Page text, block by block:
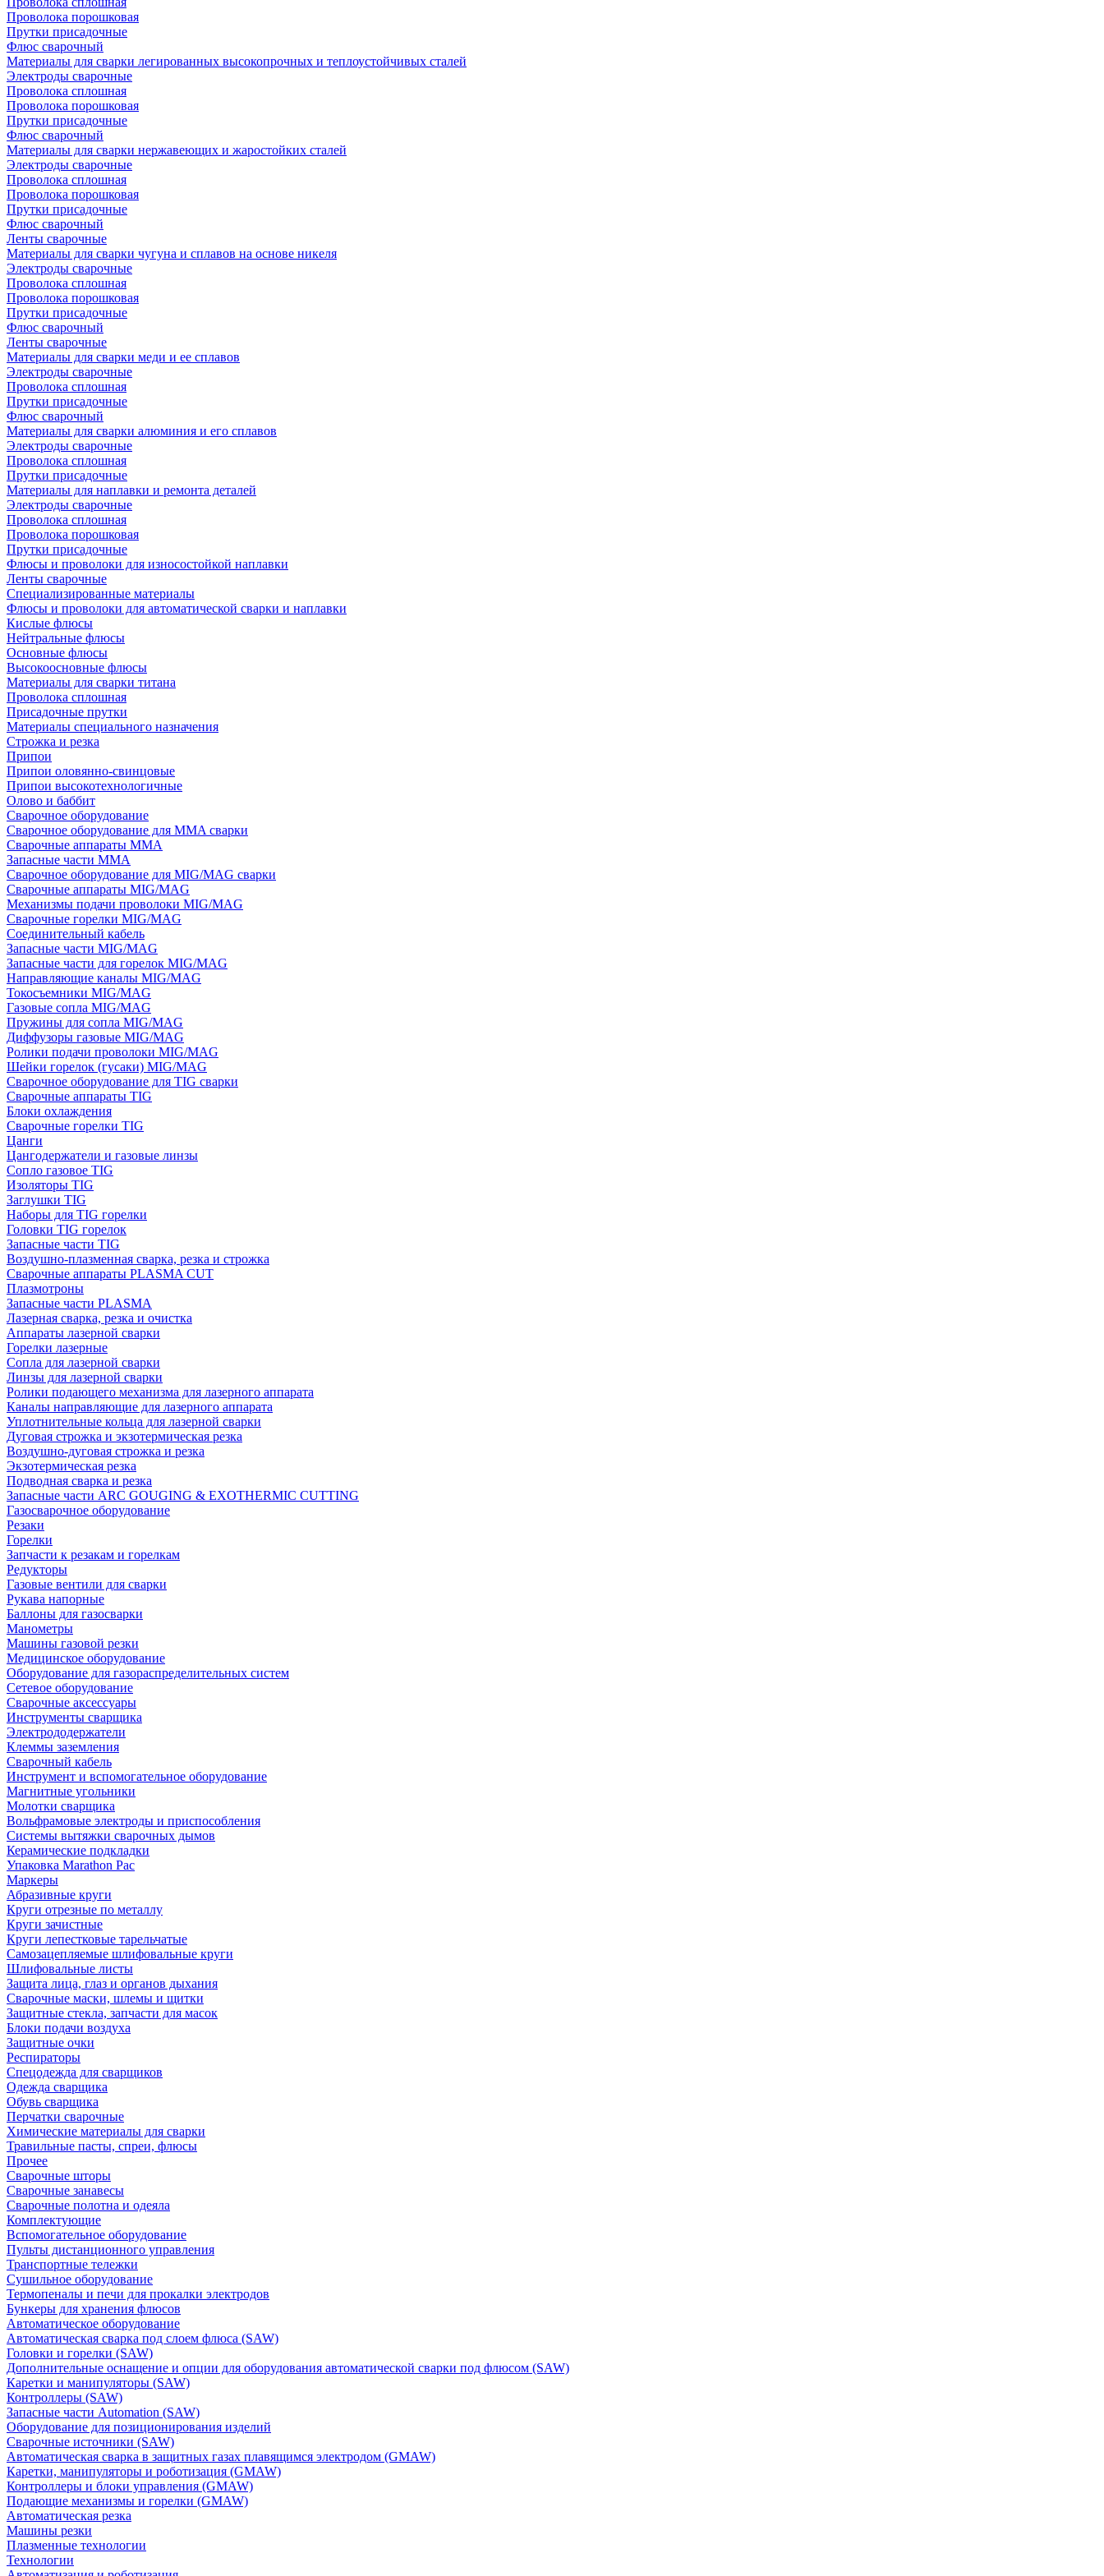
Проволока порошковая
Прутки присадочные
Флюс сварочный
Материалы для сварки легированных высокопрочных и теплоустойчивых сталей
Электроды сварочные
Проволока сплошная
Проволока порошковая
Прутки присадочные
Флюс сварочный
Материалы для сварки нержавеющих и жаростойких сталей
Электроды сварочные
Проволока сплошная
Проволока порошковая
Прутки присадочные
Флюс сварочный
Ленты сварочные
Материалы для сварки чугуна и сплавов на основе никеля
Электроды сварочные
Проволока сплошная
Проволока порошковая
Прутки присадочные
Флюс сварочный
Ленты сварочные
Материалы для сварки меди и ее сплавов
Электроды сварочные
Проволока сплошная
Прутки присадочные
Флюс сварочный
Материалы для сварки алюминия и его сплавов
Электроды сварочные
Проволока сплошная
Прутки присадочные
Материалы для наплавки и ремонта деталей
Электроды сварочные
Проволока сплошная
Проволока порошковая
Прутки присадочные
Флюсы и проволоки для износостойкой наплавки
Ленты сварочные
Специализированные материалы
Флюсы и проволоки для автоматической сварки и наплавки
Кислые флюсы
Нейтральные флюсы
Основные флюсы
Высокоосновные флюсы
Материалы для сварки титана
Проволока сплошная
Присадочные прутки
Материалы специального назначения
Строжка и резка
Припои
Припои оловянно-свинцовые
Припои высокотехнологичные
Олово и баббит
Сварочное оборудование
Сварочное оборудование для MMA сварки
Сварочные аппараты MMA
Запасные части MMA
Сварочное оборудование для MIG/MAG сварки
Сварочные аппараты MIG/MAG
Механизмы подачи проволоки MIG/MAG
Сварочные горелки MIG/MAG
Соединительный кабель
Запасные части MIG/MAG
Запасные части для горелок MIG/MAG
Направляющие каналы MIG/MAG
Токосъемники MIG/MAG
Газовые сопла MIG/MAG
Пружины для сопла MIG/MAG
Диффузоры газовые MIG/MAG
Ролики подачи проволоки MIG/MAG
Шейки горелок (гусаки) MIG/MAG
Сварочное оборудование для TIG сварки
Сварочные аппараты TIG
Блоки охлаждения
Сварочные горелки TIG
Цанги
Цангодержатели и газовые линзы
Сопло газовое TIG
Изоляторы TIG
Заглушки TIG
Наборы для TIG горелки
Головки TIG горелок
Запасные части TIG
Воздушно-плазменная сварка, резка и строжка
Сварочные аппараты PLASMA CUT
Плазмотроны
Запасные части PLASMA
Лазерная сварка, резка и очистка
Аппараты лазерной сварки
Горелки лазерные
Сопла для лазерной сварки
Линзы для лазерной сварки
Ролики подающего механизма для лазерного аппарата
Каналы направляющие для лазерного аппарата
Уплотнительные кольца для лазерной сварки
Дуговая строжка и экзотермическая резка
Воздушно-дуговая строжка и резка
Экзотермическая резка
Подводная сварка и резка
Запасные части ARC GOUGING & EXOTHERMIC CUTTING
Газосварочное оборудование
Резаки
Горелки
Запчасти к резакам и горелкам
Редукторы
Газовые вентили для сварки
Рукава напорные
Баллоны для газосварки
Манометры
Машины газовой резки
Медицинское оборудование
Оборудование для газораспределительных систем
Сетевое оборудование
Сварочные аксессуары
Инструменты сварщика
Электрододержатели
Клеммы заземления
Сварочный кабель
Инструмент и вспомогательное оборудование
Магнитные угольники
Молотки сварщика
Вольфрамовые электроды и приспособления
Системы вытяжки сварочных дымов
Керамические подкладки
Упаковка Marathon Pac
Маркеры
Абразивные круги
Круги отрезные по металлу
Круги зачистные
Круги лепестковые тарельчатые
Самозацепляемые шлифовальные круги
Шлифовальные листы
Защита лица, глаз и органов дыхания
Сварочные маски, шлемы и щитки
Защитные стекла, запчасти для масок
Блоки подачи воздуха
Защитные очки
Респираторы
Спецодежда для сварщиков
Одежда сварщика
Обувь сварщика
Перчатки сварочные
Химические материалы для сварки
Травильные пасты, спреи, флюсы
Прочее
Сварочные шторы
Сварочные занавесы
Сварочные полотна и одеяла
Комплектующие
Вспомогательное оборудование
Пульты дистанционного управления
Транспортные тележки
Сушильное оборудование
Термопеналы и печи для прокалки электродов
Бункеры для хранения флюсов
Автоматическое оборудование
Автоматическая сварка под слоем флюса (SAW)
Головки и горелки (SAW)
Дополнительные оснащение и опции для оборудования автоматической сварки под флюсом (SAW)
Каретки и манипуляторы (SAW)
Контроллеры (SAW)
Запасные части Automation (SAW)
Оборудование для позиционирования изделий
Сварочные источники (SAW)
Автоматическая сварка в защитных газах плавящимся электродом (GMAW)
Каретки, манипуляторы и роботизация (GMAW)
Контроллеры и блоки управления (GMAW)
Подающие механизмы и горелки (GMAW)
Автоматическая резка
Машины резки
Плазменные технологии
Технологии